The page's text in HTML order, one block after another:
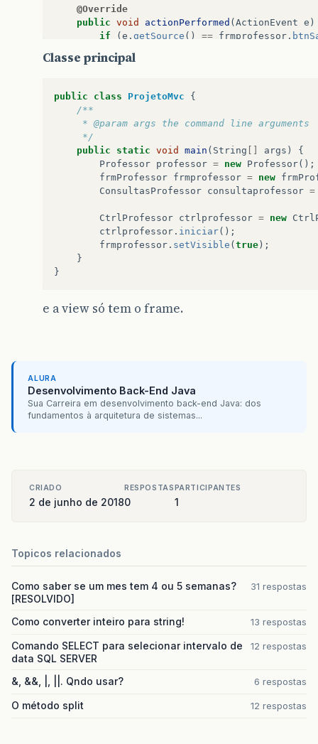
@Override
public void actionPerformed ( ActionEvent e )
if
( e . getSource () == frmprofessor .
professor
consultaprofessor
JOptionPane
showMessageDialog
limpar
else
JOptionPane
. showMessageDialog
limpar
Classe principal
public class ProjetoMvc
{
/**
	 * @param args the command line arguments
	 */
public
static void main ( String [] args )
{
Professor professor = new Professor();
frmProfessor frmprofessor = new
ConsultasProfessor consultaprofessor =
CtrlProfessor ctrlprofessor = new
ctrlprofessor . iniciar();
frmprofessor . setVisible (true);
}
}
e a view só tem o frame.
ALURA
Desenvolvimento Back-End Java
Sua Carreira em desenvolvimento back-end Java: dos
fundamentos à arquitetura de sistemas...
CRIADO
2 de junho de 2018
RESPOSTAS
0
PARTICIPANTES
1
Topicos relacionados
Como saber se um mes tem 4 ou 5 semanas?
[RESOLVIDO]
31 respostas
Como converter inteiro para string! 13 respostas
Comando SELECT para selecionar intervalo de
data SQL SERVER
12 respostas
&, &&, |, ||. Qndo usar? 6 respostas
O método split 12 respostas